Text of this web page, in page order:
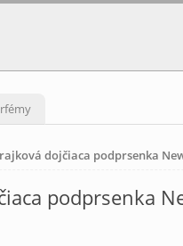
dojčiaca podprsenka
podprsenka